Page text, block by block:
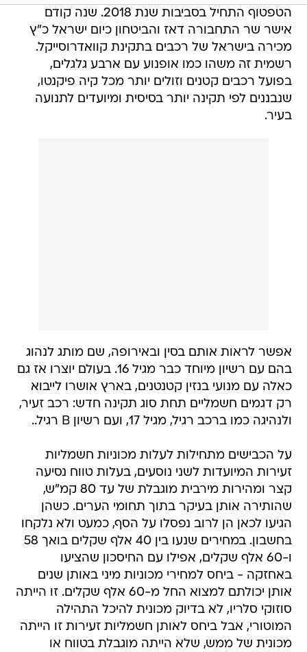
הטפטוף התחיל בסביבות שנת 2018. שנה קודם
אישר שר התחבורה דאז והביטחון כיום ישראל כ"ץ
מכירה בישראל של רכבים בתקינת קוואדרוסייקל.
רשמית זה משהו כמו אופנוע עם ארבע גלגלים,
בפועל רכבים קטנים וזולים יותר מכל קיה פיקנטו,
שנבננים לפי תקינה יותר בסיסית ומיועדים לתנועה
בעיר.
אפשר לראות אותם בסין ובאירופה, שם מותג לנהוג
בהם עם רשיון מיוחד כבר מגיל 16. בעולם יוצרו אז גם
כאלה עם מנועי בנזין קטנטנים, בארץ אושרו לייבוא
רק דגמים חשמליים תחת סוג תקינה חדש: רכב זעיר,
ולנהיגה כמו ברכב רגיל, מגיל 17, ועם רשיון B רגיל..
על הכבישים מתחילות לעלות מכוניות חשמליות
זעירות המיועדות לשני נוסעים, בעלות טווח נסיעה
קצר ומהירות מירבית מוגבלת של עד 80 קמ"ש,
שהותירה אותן בעיקר בתוך תחומי הערים. כשהן
הגיעו לכאן הן לרוב נפסלו על הסף, כמעט ולא נלקחו
בחשבון. במחירים שנעו בין 40 אלף שקלים בואך 58
ו-60 אלף שקלים, אפילו עם החיסכון שהציעו
באחזקה - ביחס למחירי מכוניות מיני באותן שנים
אותן יכולתם למצוא החל מ-60 אלף שקלים. זו הייתה
סוזוקי סלריו, לא בדיוק מכונית להיכל התהילה
המוטורי, אבל ביחס לאותן חשמליות זעירות זו הייתה
מכונית של ממש, שלא הייתה מוגבלת בטווח או